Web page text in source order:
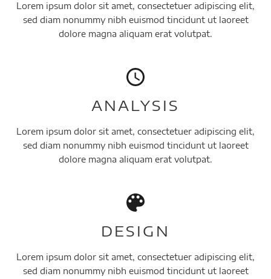
Lorem ipsum dolor sit amet, consectetuer adipiscing elit,
sed diam nonummy nibh euismod tincidunt ut laoreet
dolore magna aliquam erat volutpat.
ANALYSIS
Lorem ipsum dolor sit amet, consectetuer adipiscing elit,
sed diam nonummy nibh euismod tincidunt ut laoreet
dolore magna aliquam erat volutpat.
DESIGN
Lorem ipsum dolor sit amet, consectetuer adipiscing elit,
sed diam nonummy nibh euismod tincidunt ut laoreet